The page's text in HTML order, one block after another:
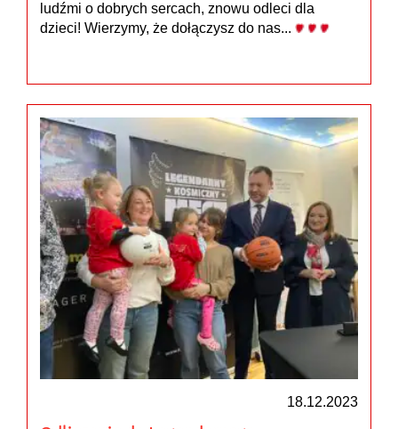
ludźmi o dobrych sercach, znowu odleci dla
dzieci! Wierzymy, że dołączysz do nas...
18.12.2023